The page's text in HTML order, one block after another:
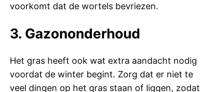
voorkomt dat de wortels bevriezen.
3. Gazononderhoud
Het gras heeft ook wat extra aandacht nodig
voordat de winter begint. Zorg dat er niet te
veel dingen op het gras staan of liggen, zodat